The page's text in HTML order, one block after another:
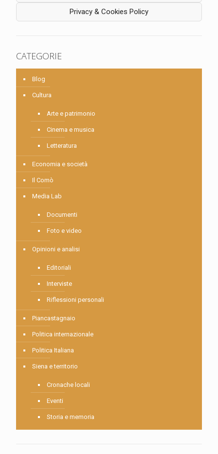
Privacy & Cookies Policy
CATEGORIE
Blog
Cultura
Arte e patrimonio
Cinema e musica
Letteratura
Economia e società
Il Comò
Media Lab
Documenti
Foto e video
Opinioni e analisi
Editoriali
Interviste
Riflessioni personali
Piancastagnaio
Politica internazionale
Politica Italiana
Siena e territorio
Cronache locali
Eventi
Storia e memoria